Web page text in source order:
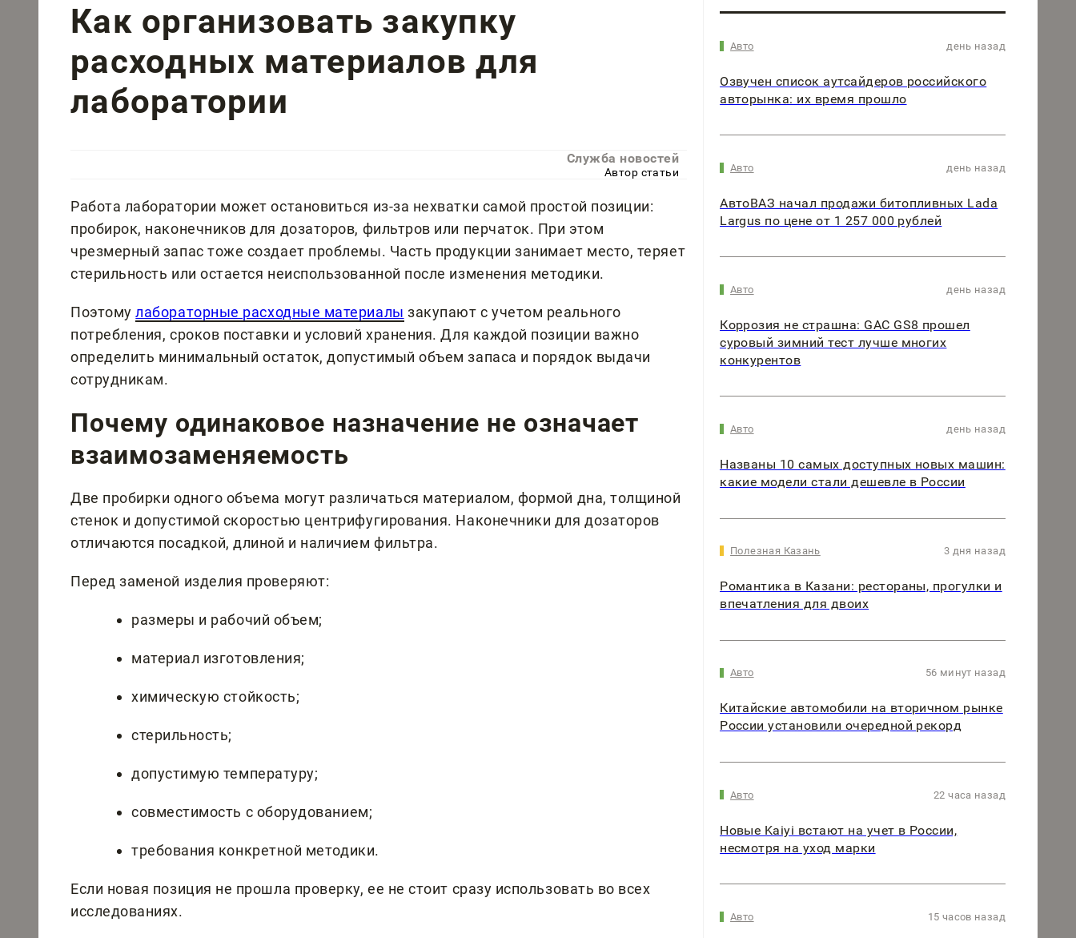
Как организовать закупку
расходных материалов для
лаборатории
Служба новостей
Автор статьи
Работа лаборатории может остановиться из-за нехватки самой простой позиции:
пробирок, наконечников для дозаторов, фильтров или перчаток. При этом
чрезмерный запас тоже создает проблемы. Часть продукции занимает место, теряет
стерильность или остается неиспользованной после изменения методики.
Поэтомулабораторные расходные материалы закупают с учетом реального
потребления, сроков поставки и условий хранения. Для каждой позиции важно
определить минимальный остаток, допустимый объем запаса и порядок выдачи
сотрудникам.
Почему одинаковое назначение не означает
взаимозаменяемость
Две пробирки одного объема могут различаться материалом, формой дна, толщиной
стенок и допустимой скоростью центрифугирования. Наконечники для дозаторов
отличаются посадкой, длиной и наличием фильтра.
Перед заменой изделия проверяют:
размеры и рабочий объем;
материал изготовления;
химическую стойкость;
стерильность;
допустимую температуру;
совместимость с оборудованием;
требования конкретной методики.
Если новая позиция не прошла проверку, ее не стоит сразу использовать во всех
исследованиях.
Авто день назад
Озвучен список аутсайдеров российского
авторынка: их время прошло
Авто день назад
АвтоВАЗ начал продажи битопливных Lada
Largus по цене от 1 257 000 рублей
Авто день назад
Коррозия не страшна: GAC GS8 прошел
суровый зимний тест лучше многих
конкурентов
Авто день назад
Названы 10 самых доступных новых машин:
какие модели стали дешевле в России
Полезная Казань 3 дня назад
Романтика в Казани: рестораны, прогулки и
впечатления для двоих
Авто 56 минут назад
Китайские автомобили на вторичном рынке
России установили очередной рекорд
Авто 22 часа назад
Новые Kaiyi встают на учет в России,
несмотря на уход марки
Авто 15 часов назад